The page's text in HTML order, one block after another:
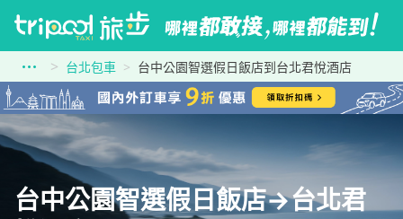
台北包車 台中公園智選假日飯店到台北君悅酒店
台中公園智選假日飯店→台北君